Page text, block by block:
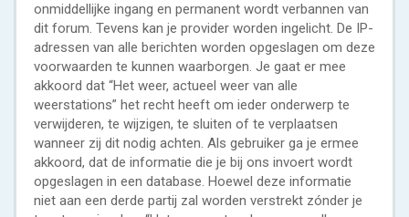
onmiddellijke ingang en permanent wordt verbannen van
dit forum. Tevens kan je provider worden ingelicht. De IP-
adressen van alle berichten worden opgeslagen om deze
voorwaarden te kunnen waarborgen. Je gaat er mee
akkoord dat “Het weer, actueel weer van alle
weerstations” het recht heeft om ieder onderwerp te
verwijderen, te wijzigen, te sluiten of te verplaatsen
wanneer zij dit nodig achten. Als gebruiker ga je ermee
akkoord, dat de informatie die je bij ons invoert wordt
opgeslagen in een database. Hoewel deze informatie
niet aan een derde partij zal worden verstrekt zónder je